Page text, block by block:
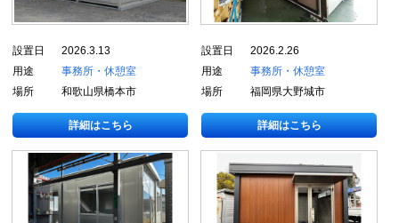
設置日
2026.3.13
用途
事務所・休憩室
場所
和歌山県橋本市
詳細はこちら
設置日
2026.2.26
用途
事務所・休憩室
場所
福岡県大野城市
詳細はこちら